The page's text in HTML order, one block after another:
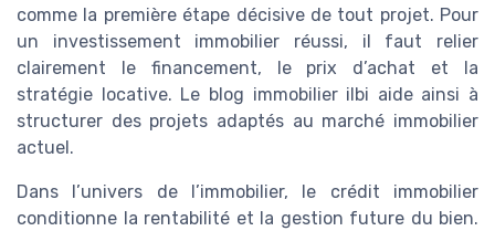
comme la première étape décisive de tout projet. Pour
un investissement immobilier réussi, il faut relier
clairement le financement, le prix d’achat et la
stratégie locative. Le blog immobilier ilbi aide ainsi à
structurer des projets adaptés au marché immobilier
actuel.
Dans l’univers de l’immobilier, le crédit immobilier
conditionne la rentabilité et la gestion future du bien.